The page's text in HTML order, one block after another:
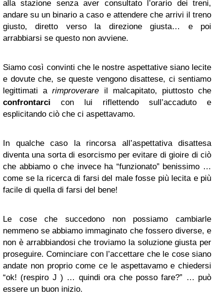
alla stazione senza aver consultato l’orario dei treni,
andare su un binario a caso e attendere che arrivi il treno
giusto, diretto verso la direzione giusta… e poi
arrabbiarsi se questo non avviene.
Siamo così convinti che le nostre aspettative siano lecite
e dovute che, se queste vengono disattese, ci sentiamo
legittimati arimproverare il malcapitato, piuttosto che
confrontarci con lui riflettendo sull’accaduto e
esplicitando ciò che ci aspettavamo.
In qualche caso la rincorsa all’aspettativa disattesa
diventa una sorta di esorcismo per evitare di gioire di ciò
che abbiamo o che invece ha “funzionato” benissimo …
come se la ricerca di farsi del male fosse più lecita e più
facile di quella di farsi del bene!
Le cose che succedono non possiamo cambiarle
nemmeno se abbiamo immaginato che fossero diverse, e
non è arrabbiandosi che troviamo la soluzione giusta per
proseguire. Cominciare con l’accettare che le cose siano
andate non proprio come ce le aspettavamo e chiedersi
“ok! (respiro J ) … quindi ora che posso fare?” … può
essere un buon inizio.